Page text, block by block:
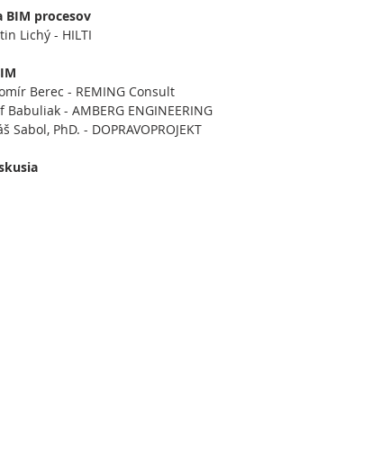
BIM procesov
Lichý - HILTI
Berec - REMING Consult
Babuliak - AMBERG ENGINEERING
Sabol, PhD. - DOPRAVOPROJEKT